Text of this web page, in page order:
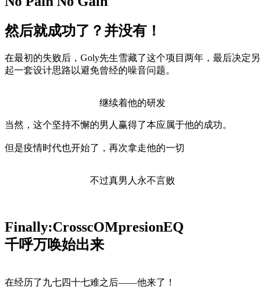
然后就成功了？并没有！
在最初的失败后，Goly先生雪藏了这个项目两年，最后决定另
起一套设计思路以避免曾经的噪音问题。
继续着他的研发
当然，这个坚持不懈的男人赢得了本应属于他的成功。
但是疫情时代也开始了，再次拿走他的一切
不过真男人永不言败
Finally:CrosscOMpresionEQ
千呼万唤始出来
在经历了九七四十七难之后——他来了！